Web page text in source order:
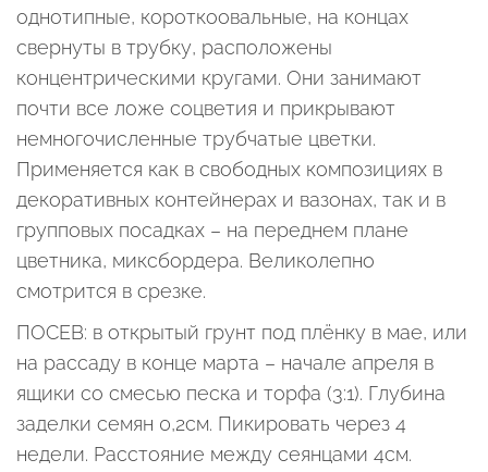
однотипные, короткоовальные, на концах
свернуты в трубку, расположены
концентрическими кругами. Они занимают
почти все ложе соцветия и прикрывают
немногочисленные трубчатые цветки.
Применяется как в свободных композициях в
декоративных контейнерах и вазонах, так и в
групповых посадках – на переднем плане
цветника, миксбордера. Великолепно
смотрится в срезке.
ПОСЕВ: в открытый грунт под плёнку в мае, или
на рассаду в конце марта – начале апреля в
ящики со смесью песка и торфа (3:1). Глубина
заделки семян 0,2см. Пикировать через 4
недели. Расстояние между сеянцами 4см.